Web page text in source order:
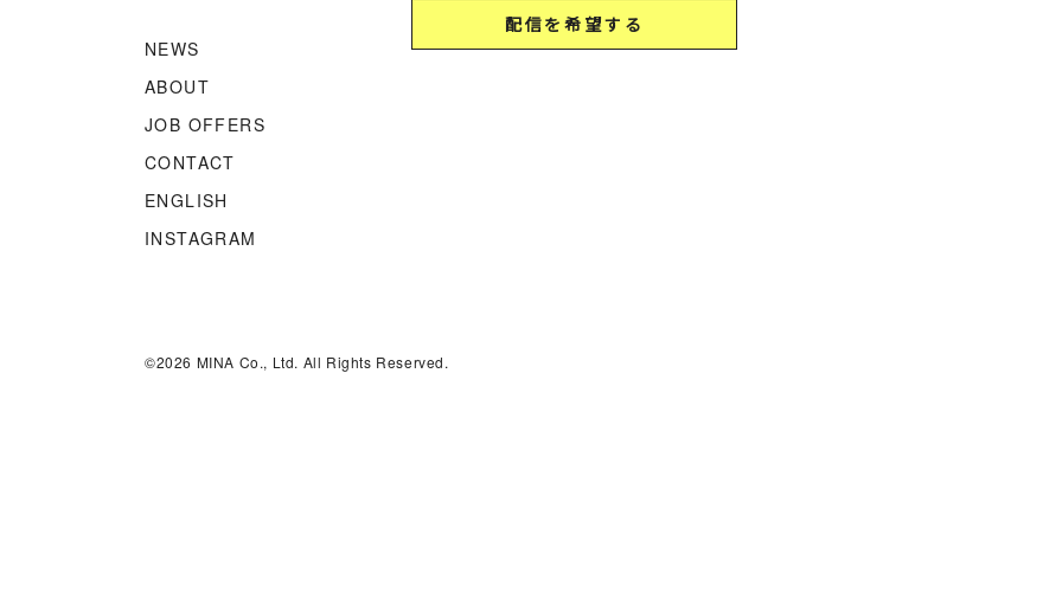
NEWS
ABOUT
JOB OFFERS
CONTACT
ENGLISH
INSTAGRAM
©2026 MINA Co., Ltd. All Rights Reserved.